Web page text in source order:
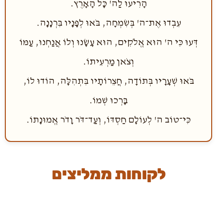
הָרִיעוּ לַה' כָּל הָאָרֶץ.
עִבְדוּ אֶת־ה' בְּשִׂמְחָה, בֹּאוּ לְפָנָיו בִּרְנָנָה.
דְּעוּ כִּי ה' הוּא אֱלֹקִים, הוּא עָשָׂנוּ וְלוֹ אֲנַחְנוּ, עַמּוֹ
וְצֹאן מַרְעִיתוֹ.
בֹּאוּ שְׁעָרָיו בְּתוֹדָה, חֲצֵרוֹתָיו בִּתְהִלָּה, הוֹדוּ לוֹ,
בָּרְכוּ שְׁמוֹ.
כִּי־טוֹב ה' לְעוֹלָם חַסְדּוֹ, וְעַד־דֹּר וָדֹר אֱמוּנָתוֹ.
לקוחות ממליצים